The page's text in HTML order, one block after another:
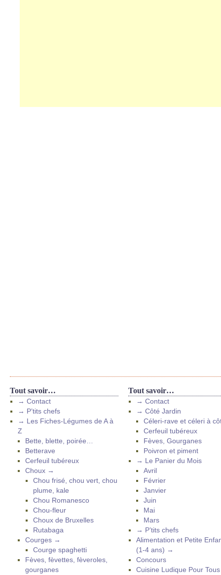
Tout savoir…
→ Contact
→ P’tits chefs
→ Les Fiches-Légumes de A à
Z
Bette, blette, poirée…
Betterave
Cerfeuil tubéreux
Choux →
Chou frisé, chou vert, chou
plume, kale
Chou Romanesco
Chou-fleur
Choux de Bruxelles
Rutabaga
Courges →
Courge spaghetti
Fèves, fèvettes, fèveroles,
gourganes
Tout savoir…
→ Contact
→ Côté Jardin
Céleri-rave et céleri à
Cerfeuil tubéreux
Fèves, Gourganes
Poivron et piment
→ Le Panier du Mois
Avril
Février
Janvier
Juin
Mai
Mars
→ P’tits chefs
Alimentation et Petite
(1-4 ans) →
Concours
Cuisine Ludique Pour